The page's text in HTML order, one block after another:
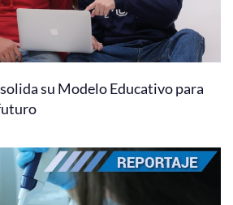
su Modelo Educativo para